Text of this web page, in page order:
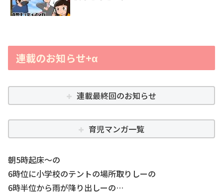
連載のお知らせ+α
連載最終回のお知らせ
育児マンガ一覧
朝5時起床～の
6時位に小学校のテントの場所取りしーの
6時半位から雨が降り出しーの…